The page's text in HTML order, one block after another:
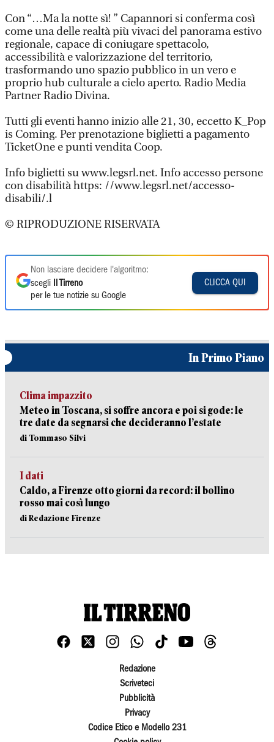
Con “…Ma la notte sì! ” Capannori si conferma così
come una delle realtà più vivaci del panorama estivo
regionale, capace di coniugare spettacolo,
accessibilità e valorizzazione del territorio,
trasformando uno spazio pubblico in un vero e
proprio hub culturale a cielo aperto. Radio Media
Partner Radio Divina.
Tutti gli eventi hanno inizio alle 21, 30, eccetto K_Pop
is Coming. Per prenotazione biglietti a pagamento
TicketOne e punti vendita Coop.
Info biglietti su www.legsrl.net. Info accesso persone
con disabilità https: //www.legsrl.net/accesso-
disabili/.l
© RIPRODUZIONE RISERVATA
Non lasciare decidere l'algoritmo:
scegli
Il Tirreno
per le tue notizie su Google
CLICCA QUI
In Primo Piano
Clima impazzito
Meteo in Toscana, si soffre ancora e poi si gode: le
tre date da segnarsi che decideranno l’estate
di Tommaso Silvi
I dati
Caldo, a Firenze otto giorni da record: il bollino
rosso mai così lungo
di Redazione Firenze
Redazione
Scriveteci
Pubblicità
Privacy
Codice Etico e Modello 231